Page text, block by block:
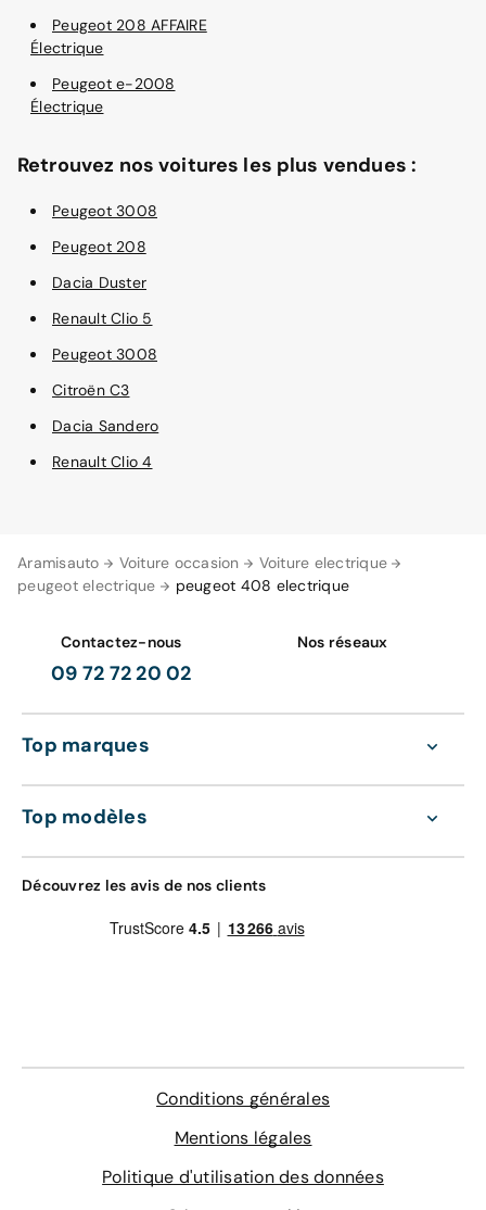
Aramisauto Voiture occasion
Voiture electrique
peugeot electrique
peugeot 408 electrique
Peugeot 208 AFFAIRE
Électrique
Peugeot e-2008
Électrique
Retrouvez nos voitures les plus vendues :
Peugeot 3008
Peugeot 208
Dacia Duster
Renault Clio 5
Peugeot 3008
Citroën C3
Dacia Sandero
Renault Clio 4
Contactez-nous
09 72 72 20 02
Nos réseaux
Top marques
Top modèles
Découvrez les avis de nos clients
Conditions générales
Mentions légales
Politique d'utilisation des données